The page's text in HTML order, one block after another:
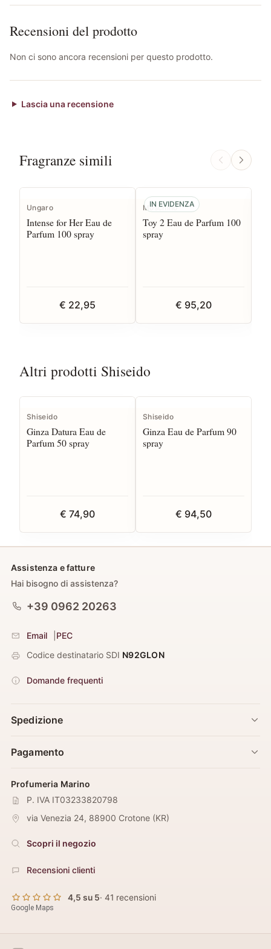
Recensioni del prodotto
Non ci sono ancora recensioni per questo prodotto.
Lascia una recensione
Fragranze simili
Ungaro
Intense for Her Eau de
Parfum 100 spray
€ 22,95
IN EVIDENZA
Moschino
Toy 2 Eau de Parfum 100
spray
€ 95,20
Altri prodotti Shiseido
Shiseido
Ginza Datura Eau de
Parfum 50 spray
€ 74,90
Shiseido
Ginza Eau de Parfum 90
spray
€ 94,50
Assistenza e fatture
Hai bisogno di assistenza?
+39 0962 20263
Email
PEC
Codice destinatario SDI N92GLON
Domande frequenti
Spedizione
Pagamento
Profumeria Marino
P. IVA IT03233820798
via Venezia 24, 88900 Crotone (KR)
Scopri il negozio
Recensioni clienti
4,5 su 5· 41 recensioni
Google Maps